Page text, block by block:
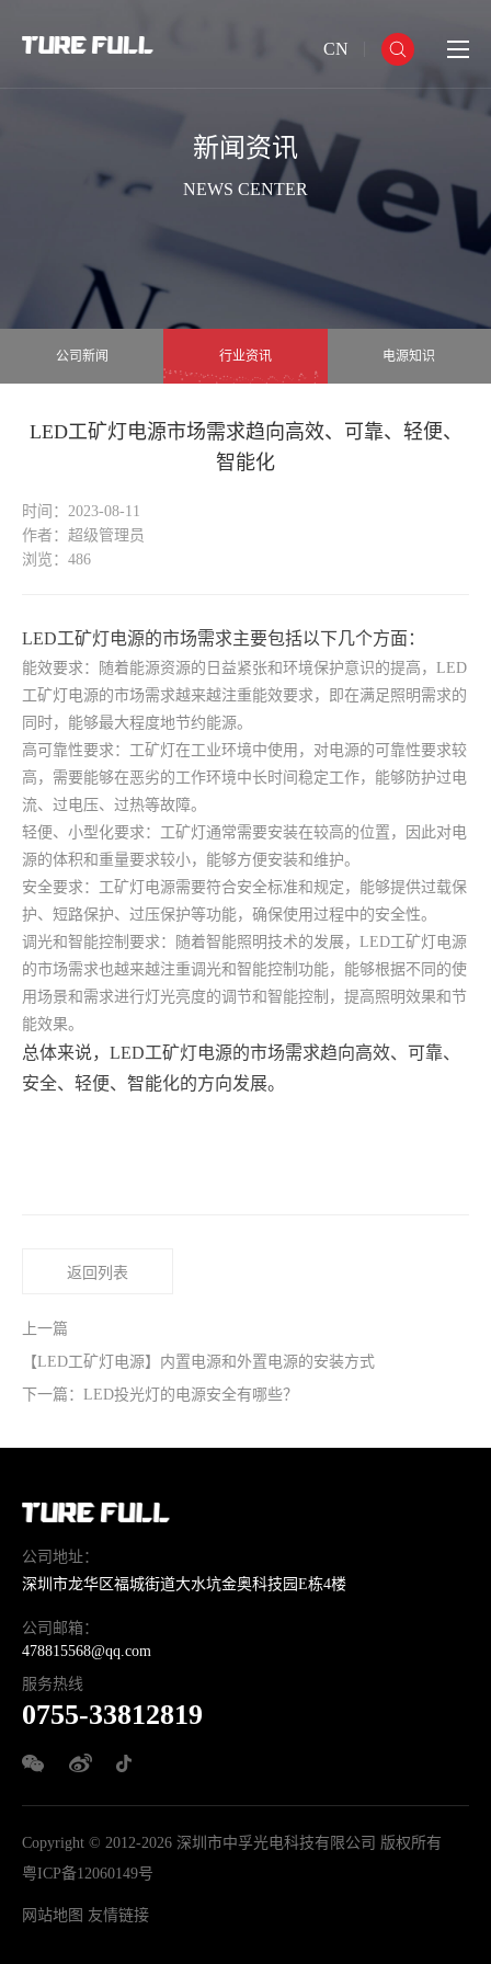
CN
新闻资讯
NEWS CENTER
公司新闻 行业资讯 电源知识
LED工矿灯电源市场需求趋向高效、可靠、轻便、
智能化
时间：2023-08-11
作者：超级管理员
浏览：486
LED工矿灯电源的市场需求主要包括以下几个方面：
能效要求：随着能源资源的日益紧张和环境保护意识的提高，LED
工矿灯电源的市场需求越来越注重能效要求，即在满足照明需求的
同时，能够最大程度地节约能源。
高可靠性要求：工矿灯在工业环境中使用，对电源的可靠性要求较
高，需要能够在恶劣的工作环境中长时间稳定工作，能够防护过电
流、过电压、过热等故障。
轻便、小型化要求：工矿灯通常需要安装在较高的位置，因此对电
源的体积和重量要求较小，能够方便安装和维护。
安全要求：工矿灯电源需要符合安全标准和规定，能够提供过载保
护、短路保护、过压保护等功能，确保使用过程中的安全性。
调光和智能控制要求：随着智能照明技术的发展，LED工矿灯电源
的市场需求也越来越注重调光和智能控制功能，能够根据不同的使
用场景和需求进行灯光亮度的调节和智能控制，提高照明效果和节
能效果。
总体来说，LED工矿灯电源的市场需求趋向高效、可靠、
安全、轻便、智能化的方向发展。
上一篇
【LED工矿灯电源】内置电源和外置电源的安装方式
下一篇：LED投光灯的电源安全有哪些？
返回列表
公司地址：
深圳市龙华区福城街道大水坑金奥科技园E栋4楼
公司邮箱：
478815568@qq.com
服务热线
0755-33812819
Copyright © 2012-2026 深圳市中孚光电科技有限公司 版权所有
粤ICP备12060149号
网站地图 友情链接